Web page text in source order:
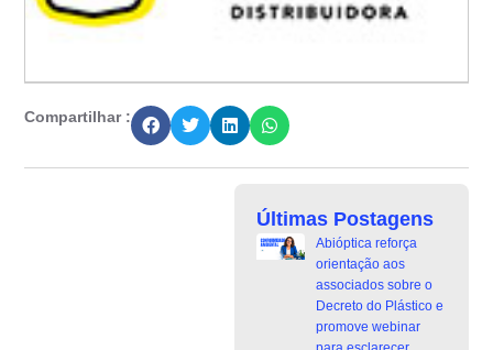
Compartilhar :
Últimas Postagens
Abióptica reforça
orientação aos
associados sobre o
Decreto do Plástico e
promove webinar